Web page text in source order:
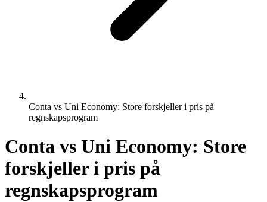
Conta vs Uni Economy: Store forskjeller i pris på
regnskapsprogram
Conta vs Uni Economy: Store
forskjeller i pris på
regnskapsprogram